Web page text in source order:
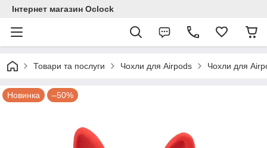
Інтернет магазин Ocloсk
Товари та послуги Чохли для Airpods Чохли для
Новинка –50%